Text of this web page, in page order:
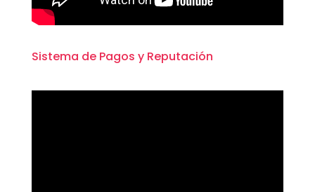
Sistema de Pagos y Reputación